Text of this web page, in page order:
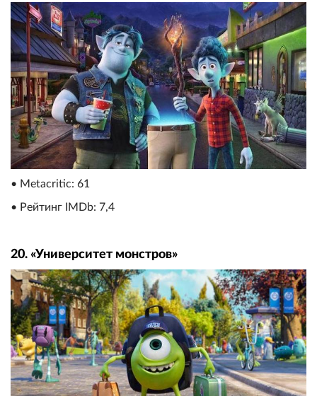
• Metacritic: 61
• Рейтинг IMDb: 7,4
20. «Университет монстров»